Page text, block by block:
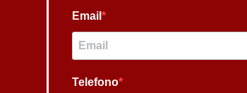
Email
Telefono